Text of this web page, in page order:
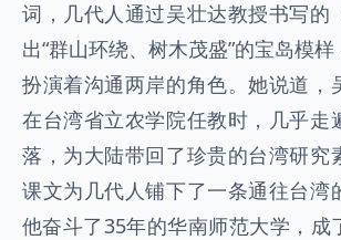
词，几代人通过吴壮达教授书写的
出“群山环绕、树木茂盛”的宝岛模
扮演着沟通两岸的角色。她说道，
在台湾省立农学院任教时，几乎走
落，为大陆带回了珍贵的台湾研究
课文为几代人铺下了一条通往台湾
他奋斗了35年的华南师范大学，成